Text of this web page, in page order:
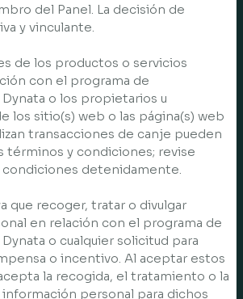
del Panel. La decisión de
y vinculante.
de los productos o servicios
con el programa de
o los propietarios u
los sitio(s) web o las página(s) web
transacciones de canje pueden
términos y condiciones; revise
detenidamente.
que recoger, tratar o divulgar
en relación con el programa de
o cualquier solicitud para
o incentivo. Al aceptar estos
la recogida, el tratamiento o la
información personal para dichos